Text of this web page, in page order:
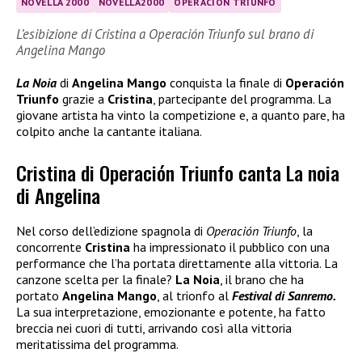
L’esibizione di Cristina a Operación Triunfo sul brano di
Angelina Mango
La Noia di Angelina Mango conquista la finale di Operación
Triunfo grazie a Cristina, partecipante del programma. La
giovane artista ha vinto la competizione e, a quanto pare, ha
colpito anche la cantante italiana.
Cristina di Operación Triunfo canta La noia
di Angelina
Nel corso dell’edizione spagnola di Operación Triunfo , la
concorrente Cristina ha impressionato il pubblico con una
performance che l’ha portata direttamente alla vittoria. La
canzone scelta per la finale? La Noia , il brano che ha
portato Angelina Mango , al trionfo al Festival di Sanremo.
La sua interpretazione, emozionante e potente, ha fatto
breccia nei cuori di tutti, arrivando così alla vittoria
meritatissima del programma.